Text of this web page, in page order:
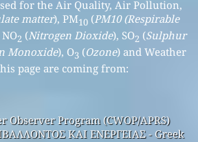
for the Air Quality, Air Pollution,
matter), PM10(PM10 (Respirable
2 (Nitrogen Dioxide), SO2 (Sulphur
Monoxide), O3 (Ozone) and Weather
page are coming from:
Observer Program (CWOP/APRS)
ΚΑΙ ΕΝΕΡΓΕΙΑΣ - Greek